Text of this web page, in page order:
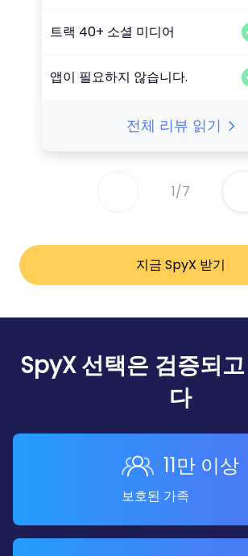
트랙 40+ 소셜 미디어
앱이 필요하지 않습니다.
전체 리뷰 읽기
1/7
지금 SpyX 받기
SpyX 선택은 검증되
다
11만 이상
보호된 가족